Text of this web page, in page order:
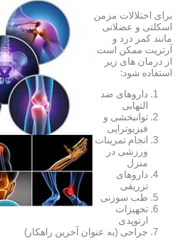
برای اختلالات مزمن
اسکلتی و عضلانی
مانند کمر درد و
آرتریت ممکن است
از درمان های زیر
استفاده شود:
داروهای ضد
التهابی
توانبخشی و
فیزیوتراپی
انجام تمرینات
ورزشی در
منزل
داروهای
تزریقی
طب سوزنی
تجهیزات
ارتوپدی
جراحی (به عنوان آخرین راهکار)